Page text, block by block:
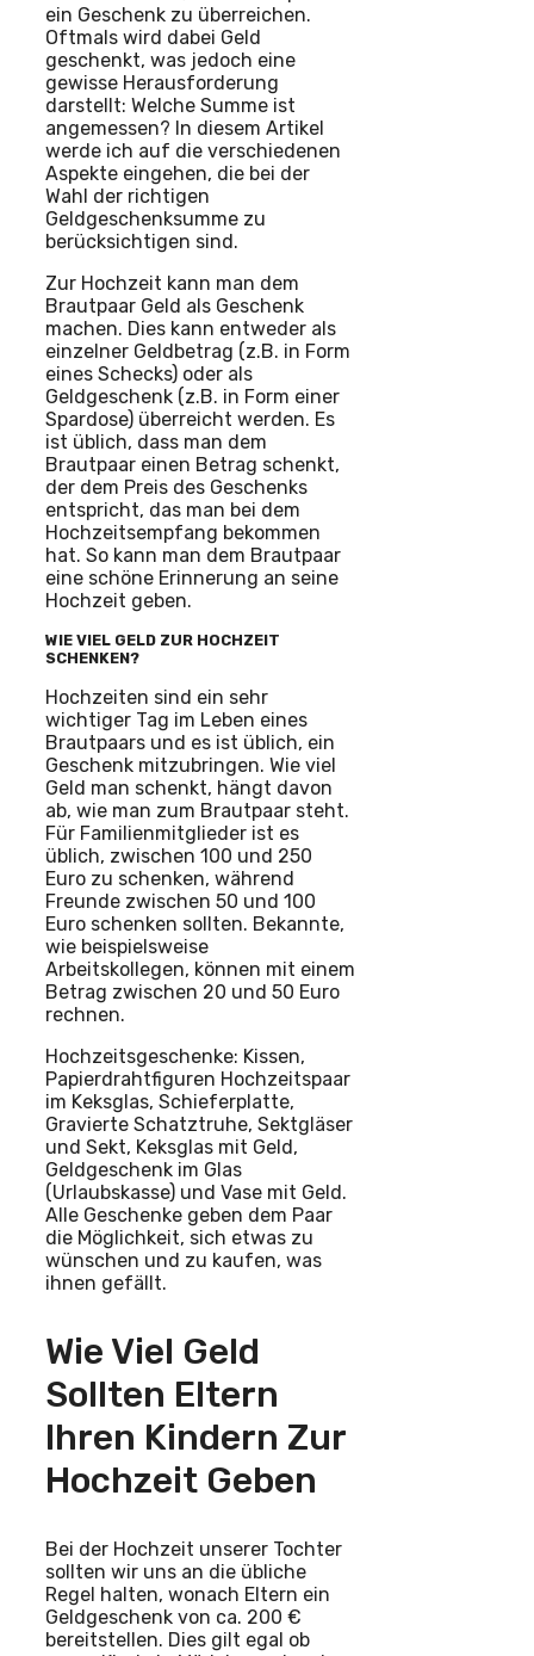
ein Geschenk zu überreichen.
Oftmals wird dabei Geld
geschenkt, was jedoch eine
gewisse Herausforderung
darstellt: Welche Summe ist
angemessen? In diesem Artikel
werde ich auf die verschiedenen
Aspekte eingehen, die bei der
Wahl der richtigen
Geldgeschenksumme zu
berücksichtigen sind.
Zur Hochzeit kann man dem
Brautpaar Geld als Geschenk
machen. Dies kann entweder als
einzelner Geldbetrag (z.B. in Form
eines Schecks) oder als
Geldgeschenk (z.B. in Form einer
Spardose) überreicht werden. Es
ist üblich, dass man dem
Brautpaar einen Betrag schenkt,
der dem Preis des Geschenks
entspricht, das man bei dem
Hochzeitsempfang bekommen
hat. So kann man dem Brautpaar
eine schöne Erinnerung an seine
Hochzeit geben.
WIE VIEL GELD ZUR HOCHZEIT
SCHENKEN?
Hochzeiten sind ein sehr
wichtiger Tag im Leben eines
Brautpaars und es ist üblich, ein
Geschenk mitzubringen. Wie viel
Geld man schenkt, hängt davon
ab, wie man zum Brautpaar steht.
Für Familienmitglieder ist es
üblich, zwischen 100 und 250
Euro zu schenken, während
Freunde zwischen 50 und 100
Euro schenken sollten. Bekannte,
wie beispielsweise
Arbeitskollegen, können mit einem
Betrag zwischen 20 und 50 Euro
rechnen.
Hochzeitsgeschenke: Kissen,
Papierdrahtfiguren Hochzeitspaar
im Keksglas, Schieferplatte,
Gravierte Schatztruhe, Sektgläser
und Sekt, Keksglas mit Geld,
Geldgeschenk im Glas
(Urlaubskasse) und Vase mit Geld.
Alle Geschenke geben dem Paar
die Möglichkeit, sich etwas zu
wünschen und zu kaufen, was
ihnen gefällt.
Wie Viel Geld
Sollten Eltern
Ihren Kindern Zur
Hochzeit Geben
Bei der Hochzeit unserer Tochter
sollten wir uns an die übliche
Regel halten, wonach Eltern ein
Geldgeschenk von ca. 200 €
bereitstellen. Dies gilt egal ob